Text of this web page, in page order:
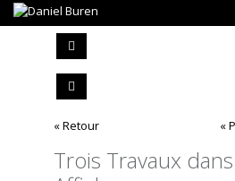
« Retour «
Trois Travaux